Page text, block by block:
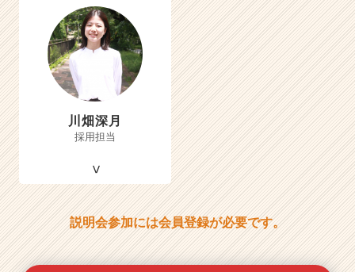
川畑深月
採用担当
説明会参加には会員登録が必要です。